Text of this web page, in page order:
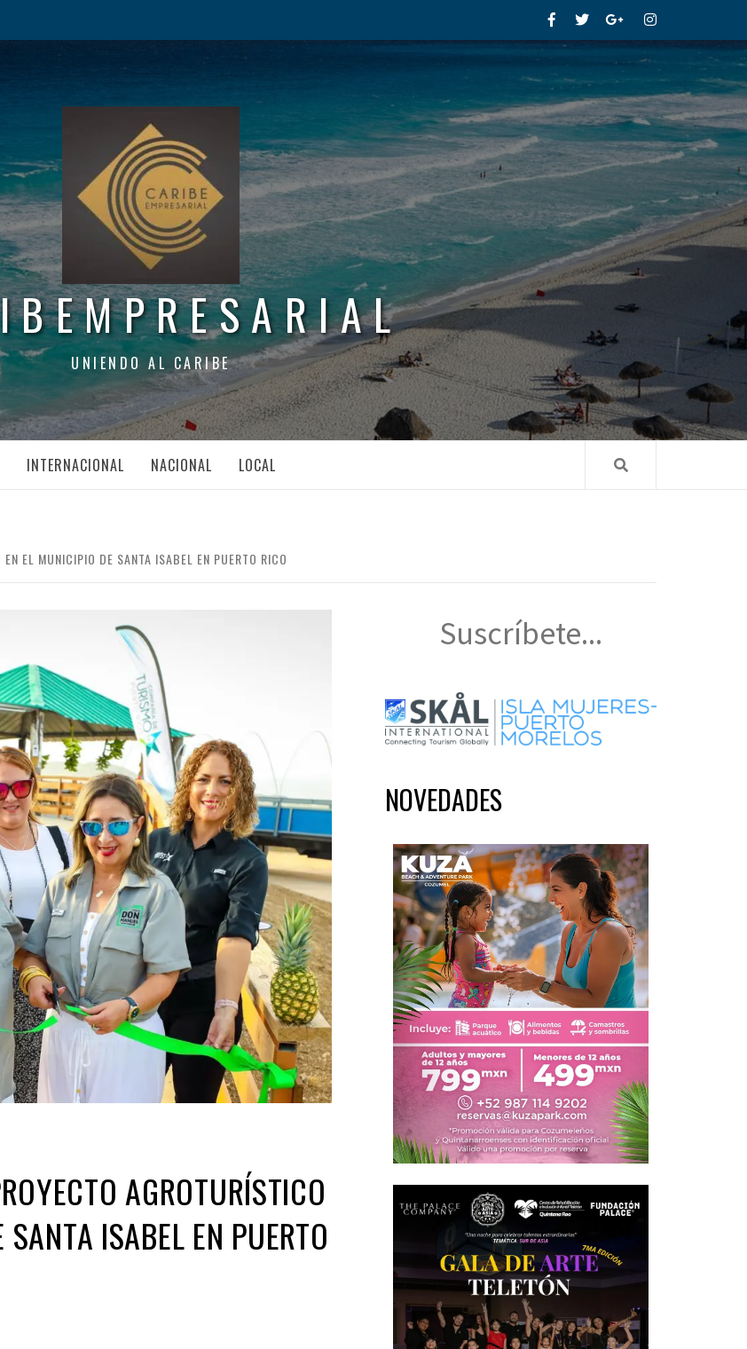
FacebookTwitterGoogle+Instagram
UNIENDO AL CARIBE
INTERNACIONAL NACIONAL LOCAL
EL MUNICIPIO DE SANTA ISABEL EN PUERTO RICO
AGROTURÍSTICO
ISABEL EN PUERTO
Suscríbete...
NOVEDADES